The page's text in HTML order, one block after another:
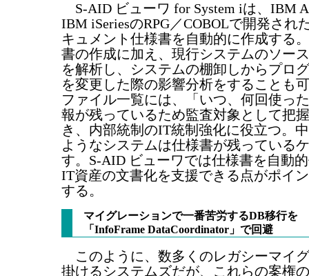
S-AID ビューワ for System iは、IBM
IBM iSeriesのRPG／COBOLで開発され
キュメント仕様書を自動的に作成する
書の作成に加え、現行システムのソー
を解析し、システムの棚卸しからプロ
を変更した際の影響分析をすることも
ファイル一覧には、「いつ、何回使っ
報が残っているため監査対象として把
き、内部統制のIT統制強化に役立つ。
ようなシステムは仕様書が残っている
す。S-AID ビューワでは仕様書を自動
IT資産の文書化を支援できる点がポイ
する。
マイグレーションで一番苦労するDB移行を
「InfoFrame DataCoordinator」で回避
このように、数多くのレガシーマイ
掛けるシステムズだが、これらの案権